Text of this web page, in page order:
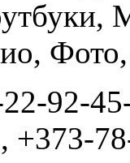
92-
+373-